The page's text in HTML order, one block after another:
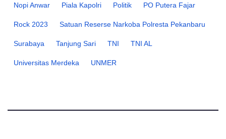
Nopi Anwar Piala Kapolri Politik PO Putera Fajar
Rock 2023 Satuan Reserse Narkoba Polresta Pekanbaru
Surabaya Tanjung Sari TNI TNI AL
Universitas Merdeka UNMER